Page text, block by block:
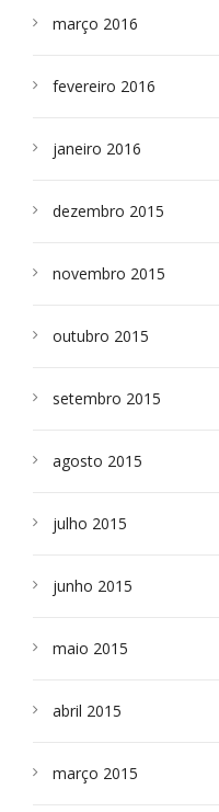
março 2016
fevereiro 2016
janeiro 2016
dezembro 2015
novembro 2015
outubro 2015
setembro 2015
agosto 2015
julho 2015
junho 2015
maio 2015
abril 2015
março 2015